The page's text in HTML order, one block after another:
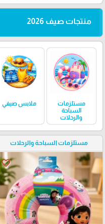
منتجات صيف 2026
مستلزمات
السباحة
والرحلات
ملابس صيفي
مستلزمات السباحة والرحلات
favorite_border